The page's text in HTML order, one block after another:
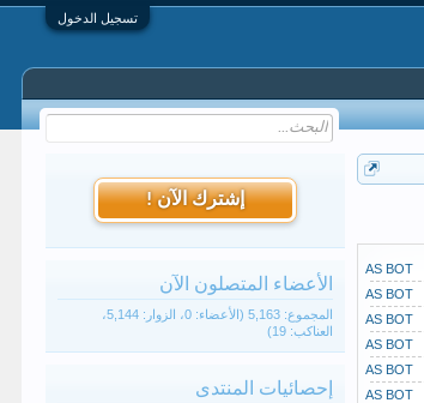
تسجيل الدخول
AS BOT
AS BOT
AS BOT
AS BOT
AS BOT
AS BOT
إشترك الآن !
الأعضاء المتصلون الآن
المجموع: 5,163 (الأعضاء: 0، الزوار: 5,144،
العناكب: 19)
إحصائيات المنتدى